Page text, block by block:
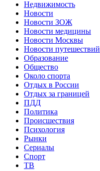
Недвижимость
Новости
Новости ЗОЖ
Новости медицины
Новости Москвы
Новости путешествий
Образование
Общество
Около спорта
Отдых в России
Отдых за границей
ПДД
Политика
Происшествия
Психология
Рынки
Сериалы
Спорт
ТВ